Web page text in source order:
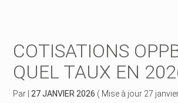
Développer votre entreprise
Gérer vos ressources humaines
COTISATIONS
QUEL TAUX EN
Par 27 JANVIER 2026 ( Mise à jour 27